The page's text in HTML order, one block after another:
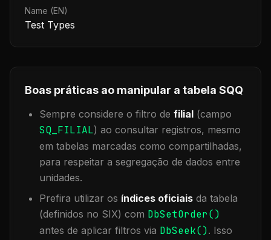
Name (EN)
Test Types
Boas práticas ao manipular a tabela SQQ
Sempre considere o filtro de filial (campo
SQ_FILIAL) ao consultar registros, mesmo
em tabelas marcadas como compartilhadas,
para respeitar a segregação de dados entre
unidades.
Prefira utilizar os índices oficiais da tabela
(definidos no SIX) com DbSetOrder()
antes de aplicar filtros via DbSeek(). Isso